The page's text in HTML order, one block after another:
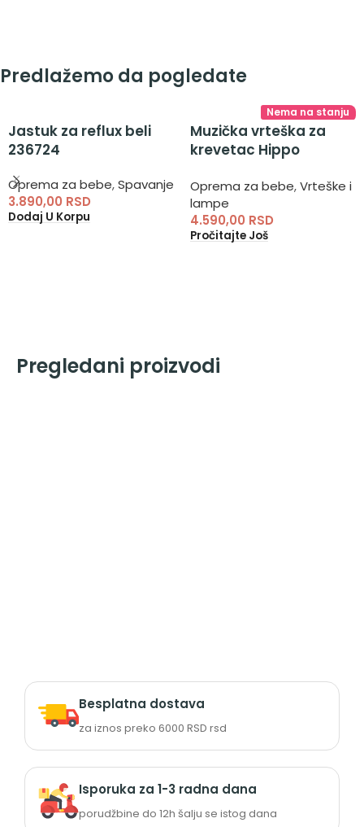
Predlažemo da pogledate
Jastuk za reflux beli
236724
Oprema za bebe,Spavanje
3.890,00 RSD
Dodaj U Korpu
Nema na stanju
Muzička vrteška za
krevetac Hippo
vrteška za krevetić
Oprema za bebe,Vrteške i
lampe
4.590,00 RSD
Pročitajte Još
Pregledani proizvodi
Besplatna dostava
za iznos preko 6000 RSD rsd
Isporuka za 1-3 radna dana
porudžbine do 12h šalju se istog dana